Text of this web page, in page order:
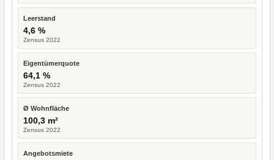
Leerstand
4,6 %
Zensus 2022
Eigentümerquote
64,1 %
Zensus 2022
Ø Wohnfläche
100,3 m²
Zensus 2022
Angebotsmiete